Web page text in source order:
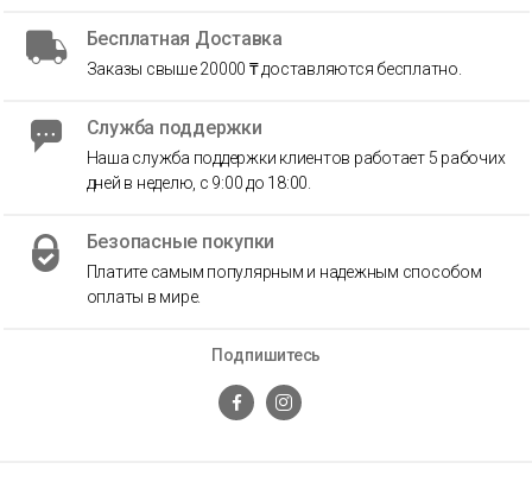
Подпишитесь
Бесплатная Доставка
Заказы свыше 20000 ₸ доставляются бесплатно.
Служба поддержки
Наша служба поддержки клиентов работает 5 рабочих
дней в неделю, с 9:00 до 18:00.
Безопасные покупки
Платите самым популярным и надежным способом
оплаты в мире.